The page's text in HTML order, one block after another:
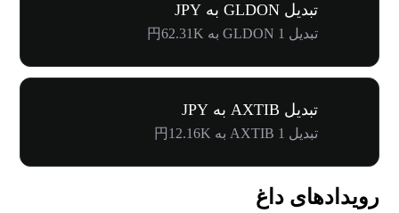
تبدیل GLDON به JPY
تبدیل 1 GLDON به 円62.31K
تبدیل AXTIB به JPY
تبدیل 1 AXTIB به 円12.16K
رویدادهای داغ